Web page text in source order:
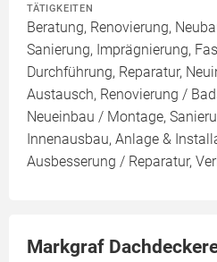
TÄTIGKEITEN
Beratung, Renovierung,
Sanierung, Imprägnierung,
Durchführung, Reparatur,
Austausch, Renovierung /
Neueinbau / Montage,
Innenausbau, Anlage &
Ausbesserung / Reparatur,
Markgraf